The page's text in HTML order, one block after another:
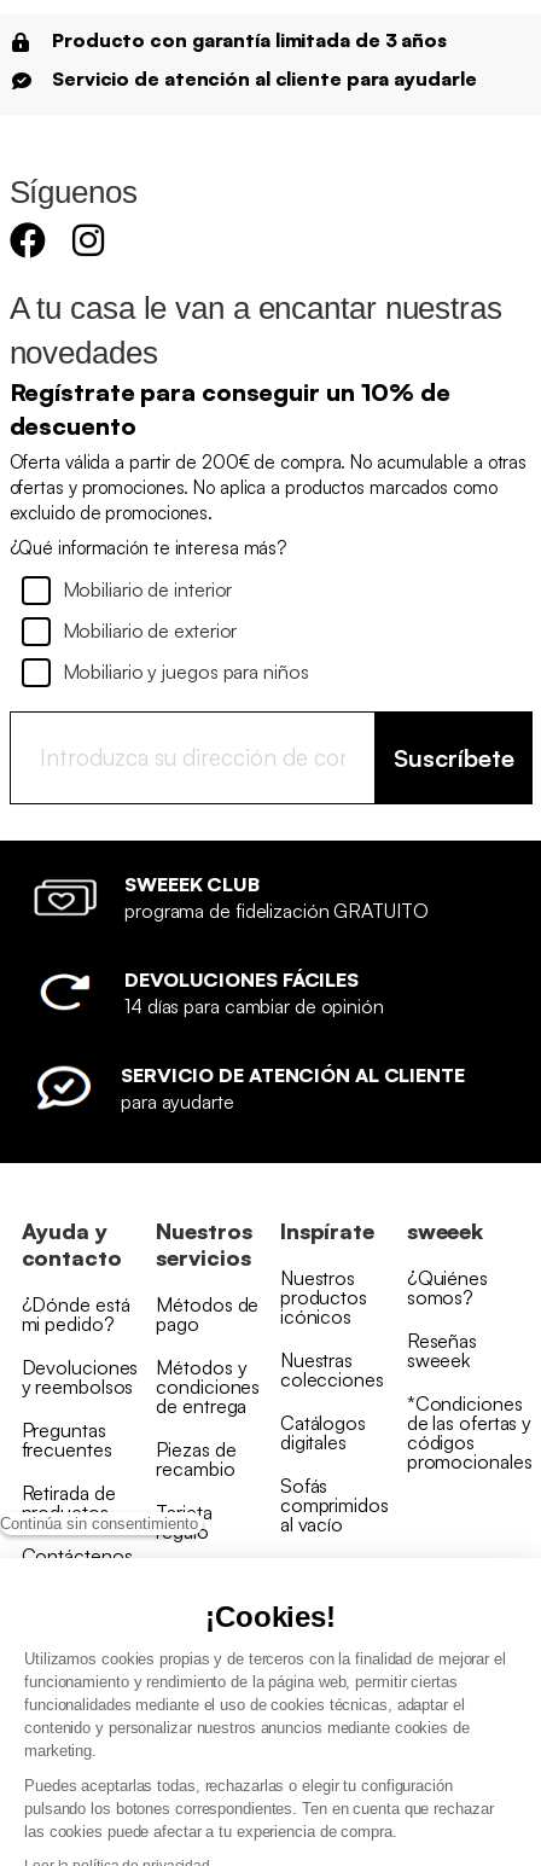
Continúa sin consentimiento
¡Cookies!
Utilizamos cookies propias y de terceros con la finalidad de mejorar el
funcionamiento y rendimiento de la página web, permitir ciertas
funcionalidades mediante el uso de cookies técnicas, adaptar el
contenido y personalizar nuestros anuncios mediante cookies de
marketing.
Puedes aceptarlas todas, rechazarlas o elegir tu configuración
pulsando los botones correspondientes. Ten en cuenta que rechazar
las cookies puede afectar a tu experiencia de compra.
Producto con garantía limitada de 3 años
Servicio de atención al cliente para ayudarle
Síguenos
A tu casa le van a encantar nuestras
novedades
Regístrate para conseguir un 10% de
descuento
Oferta válida a partir de 200€ de compra. No acumulable a otras
ofertas y promociones. No aplica a productos marcados como
excluido de promociones.
¿Qué información te interesa más?
Mobiliario de interior
Mobiliario de exterior
Mobiliario y juegos para niños
Suscríbete
SWEEEK CLUB
programa de fidelización GRATUITO
DEVOLUCIONES FÁCILES
14 días para cambiar de opinión
SERVICIO DE ATENCIÓN AL CLIENTE
para ayudarte
Ayuda y
contacto
¿Dónde está
mi pedido?
Devoluciones
y reembolsos
Preguntas
frecuentes
Retirada de
productos
Contáctenos
Nuestros
servicios
Métodos de
pago
Métodos y
condiciones
de entrega
Piezas de
recambio
Tarjeta
regalo
Inspírate
Nuestros
productos
icónicos
Nuestras
colecciones
Catálogos
digitales
Sofás
comprimidos
al vacío
sweeek
¿Quiénes
somos?
Reseñas
sweeek
*Condiciones
de las ofertas y
códigos
promocionales
Política de gestión de datos personales y cookies
Condiciones generales de Venta Profesional
Declaración de accesibilidad